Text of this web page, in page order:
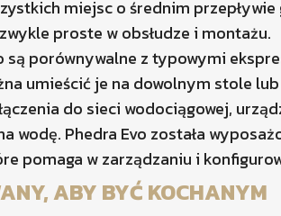
miejsc o średnim
proste w obsłudze i montażu.
są porównywalne z typowymi
umieścić je na dowolnym stole
do sieci wodociągowej,
wodę. Phedra Evo została
pomaga w zarządzaniu i
ABY BYĆ KOCHANYM